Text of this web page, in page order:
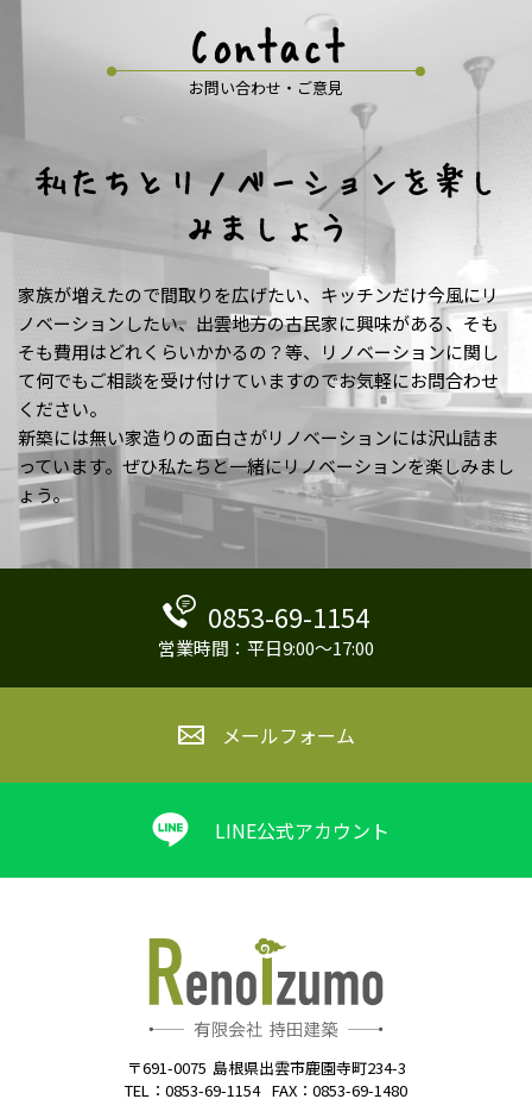
Contact
お問い合わせ・ご意見
私たちとリノベーションを楽し
みましょう
家族が増えたので間取りを広げたい、キッチンだけ今風にリ
ノベーションしたい、出雲地方の古民家に興味がある、そも
そも費用はどれくらいかかるの？等、リノベーションに関し
て何でもご相談を受け付けていますのでお気軽にお問合わせ
ください。
新築には無い家造りの面白さがリノベーションには沢山詰ま
っています。ぜひ私たちと一緒にリノベーションを楽しみまし
ょう。
0853-69-1154
営業時間：平日9:00～17:00
メールフォーム
LINE公式アカウント
〒691-0075 島根県出雲市鹿園寺町234-3
TEL：0853-69-1154 FAX：0853-69-1480